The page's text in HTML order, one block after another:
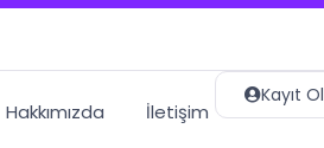
Hakkımızda İletişim
Kayıt Ol